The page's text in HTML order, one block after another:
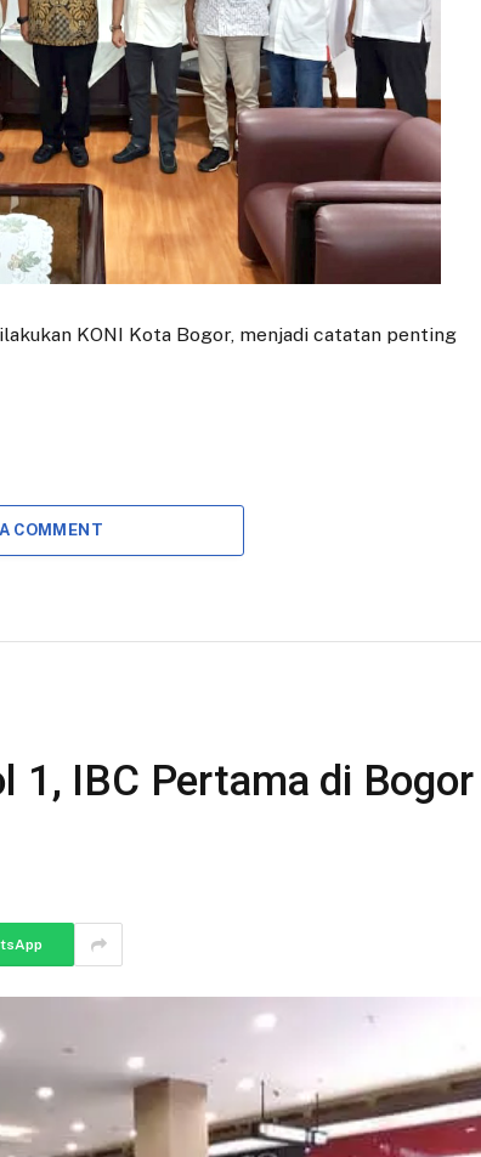
KONI Kota Bogor, menjadi catatan penting
COMMENT
1, IBC Pertama di Bogor